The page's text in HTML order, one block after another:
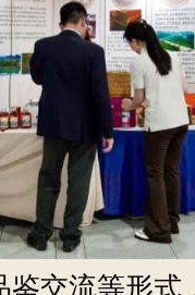
交流等形式